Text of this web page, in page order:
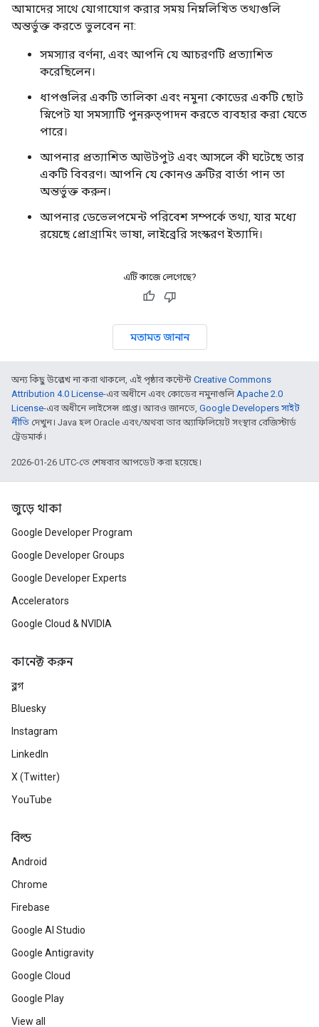
আমাদের সাথে যোগাযোগ করার সময় নিম্নলিখিত তথ্যগুলি
অন্তর্ভুক্ত করতে ভুলবেন না:
সমস্যার বর্ণনা, এবং আপনি যে আচরণটি প্রত্যাশিত
করেছিলেন।
ধাপগুলির একটি তালিকা এবং নমুনা কোডের একটি ছোট
স্নিপেট যা সমস্যাটি পুনরুত্পাদন করতে ব্যবহার করা যেতে
পারে।
আপনার প্রত্যাশিত আউটপুট এবং আসলে কী ঘটেছে তার
একটি বিবরণ। আপনি যে কোনও ত্রুটির বার্তা পান তা
অন্তর্ভুক্ত করুন।
আপনার ডেভেলপমেন্ট পরিবেশ সম্পর্কে তথ্য, যার মধ্যে
রয়েছে প্রোগ্রামিং ভাষা, লাইব্রেরি সংস্করণ ইত্যাদি।
এটি কাজে লেগেছে?
মতামত জানান
অন্য কিছু উল্লেখ না করা থাকলে, এই পৃষ্ঠার কন্টেন্ট Creative Commons
Attribution 4.0 License-এর অধীনে এবং কোডের নমুনাগুলিApache 2.0
License-এর অধীনে লাইসেন্স প্রাপ্ত। আরও জানতে, Google Developers সাইট
নীতি দেখুন। Java হল Oracle এবং/অথবা তার অ্যাফিলিয়েট সংস্থার রেজিস্টার্ড
ট্রেডমার্ক।
2026-01-26 UTC-তে শেষবার আপডেট করা হয়েছে।
জুড়ে থাকা
Google Developer Program
Google Developer Groups
Google Developer Experts
Accelerators
Google Cloud & NVIDIA
কানেক্ট করুন
ব্লগ
Bluesky
Instagram
LinkedIn
X (Twitter)
YouTube
বিল্ড
Android
Chrome
Firebase
Google AI Studio
Google Antigravity
Google Cloud
Google Play
View all